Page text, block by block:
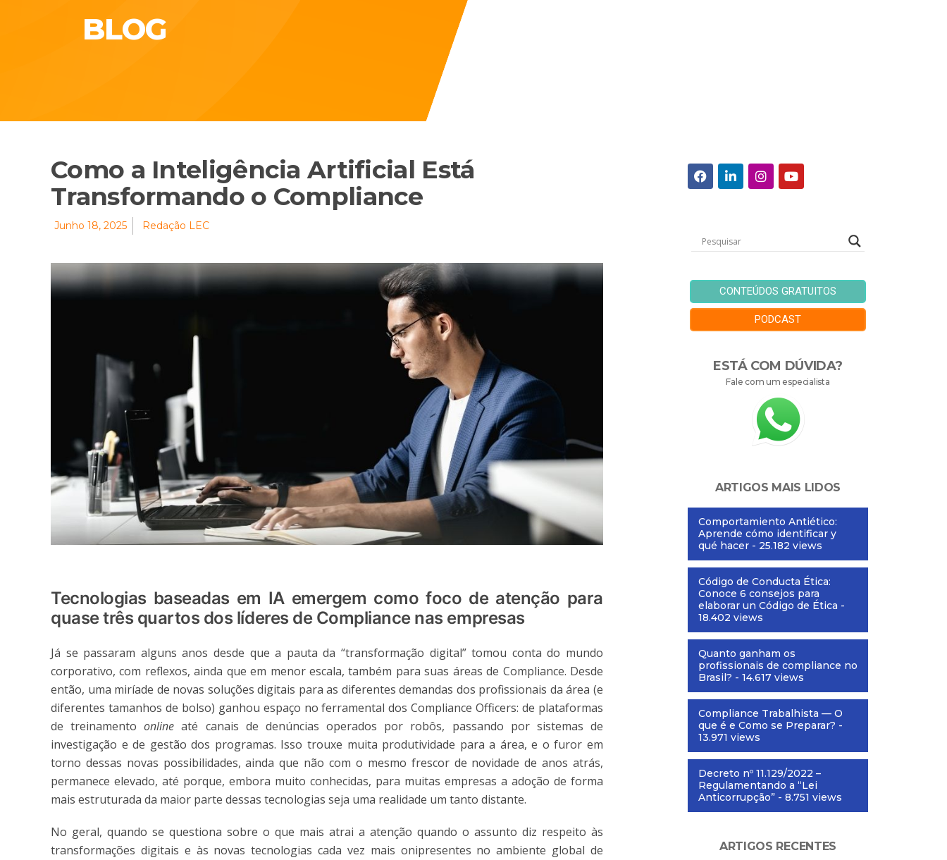
BLOG
Como a Inteligência Artificial Está
Transformando o Compliance
Junho 18, 2025 Redação LEC
Tecnologias baseadas em IA emergem como foco de atenção para
quase três quartos dos líderes de Compliance nas empresas
Já se passaram alguns anos desde que a pauta da “transformação digital” tomou conta do mundo
corporativo, com reflexos, ainda que em menor escala, também para suas áreas de Compliance. Desde
então, uma miríade de novas soluções digitais para as diferentes demandas dos profissionais da área (e
diferentes tamanhos de bolso) ganhou espaço no ferramental dos Compliance Officers: de plataformas
de treinamentoonline até canais de denúncias operados por robôs, passando por sistemas de
investigação e de gestão dos programas. Isso trouxe muita produtividade para a área, e o furor em
torno dessas novas possibilidades, ainda que não com o mesmo frescor de novidade de anos atrás,
permanece elevado, até porque, embora muito conhecidas, para muitas empresas a adoção de forma
mais estruturada da maior parte dessas tecnologias seja uma realidade um tanto distante.
No geral, quando se questiona sobre o que mais atrai a atenção quando o assunto diz respeito às
transformações digitais e às novas tecnologias cada vez mais onipresentes no ambiente global de
CONTEÚDOS GRATUITOS
PODCAST
ESTÁ COM DÚVIDA?
Fale com um especialista
ARTIGOS MAIS LIDOS
Comportamiento Antiético:
Aprende cómo identificar y
qué hacer - 25.182 views
Código de Conducta Ética:
Conoce 6 consejos para
elaborar un Código de Ética -
18.402 views
Quanto ganham os
profissionais de compliance no
Brasil? - 14.617 views
Compliance Trabalhista — O
que é e Como se Preparar? -
13.971 views
Decreto nº 11.129/2022 –
Regulamentando a “Lei
Anticorrupção” - 8.751 views
ARTIGOS RECENTES